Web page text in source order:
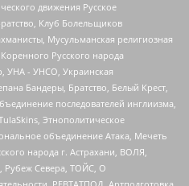
движения Русское
Клуб Болельщиков
Мусульманская религиозная
Русского народа
УНА - УНСО, Украинская
Бандеры, Братство, Белый Крест,
последователей инглиизма,
Этнополитическое
объединение Атака, Мечеть
народа г. Астрахани, ВОЛЯ,
Рубеж Севера, ТОЙС, О